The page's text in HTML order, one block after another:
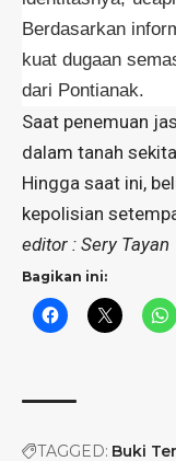
Berdasarkan
kuat dugaan
dari Pontianak.
Saat penemuan
dalam tanah
Hingga saat ini,
kepolisian
editor : Sery Tayan
Bagikan ini:
TAGGED: Buki